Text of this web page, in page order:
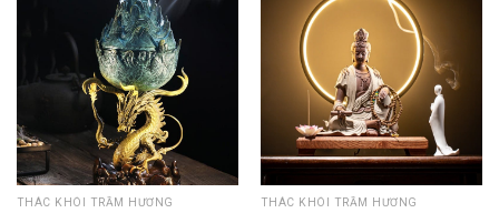
THÁC KHÓI TRẦM HƯƠNG THÁC KHÓI TRẦM HƯƠNG